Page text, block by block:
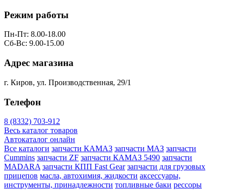
Режим работы
Пн-Пт: 8.00-18.00
Сб-Вс: 9.00-15.00
Адрес магазина
г. Киров, ул. Производственная, 29/1
Телефон
8 (8332) 703-912
Весь каталог товаров
Автокаталог онлайн
Все каталоги запчасти КАМАЗ запчасти МАЗ запчасти
Cummins запчасти ZF запчасти КАМАЗ 5490 запчасти
MADARA запчасти КПП Fast Gear запчасти для грузовых
прицепов масла, автохимия, жидкости аксессуары,
инструменты, принадлежности топливные баки рессоры